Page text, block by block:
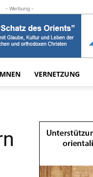
- Werbung -
VERNETZUNG